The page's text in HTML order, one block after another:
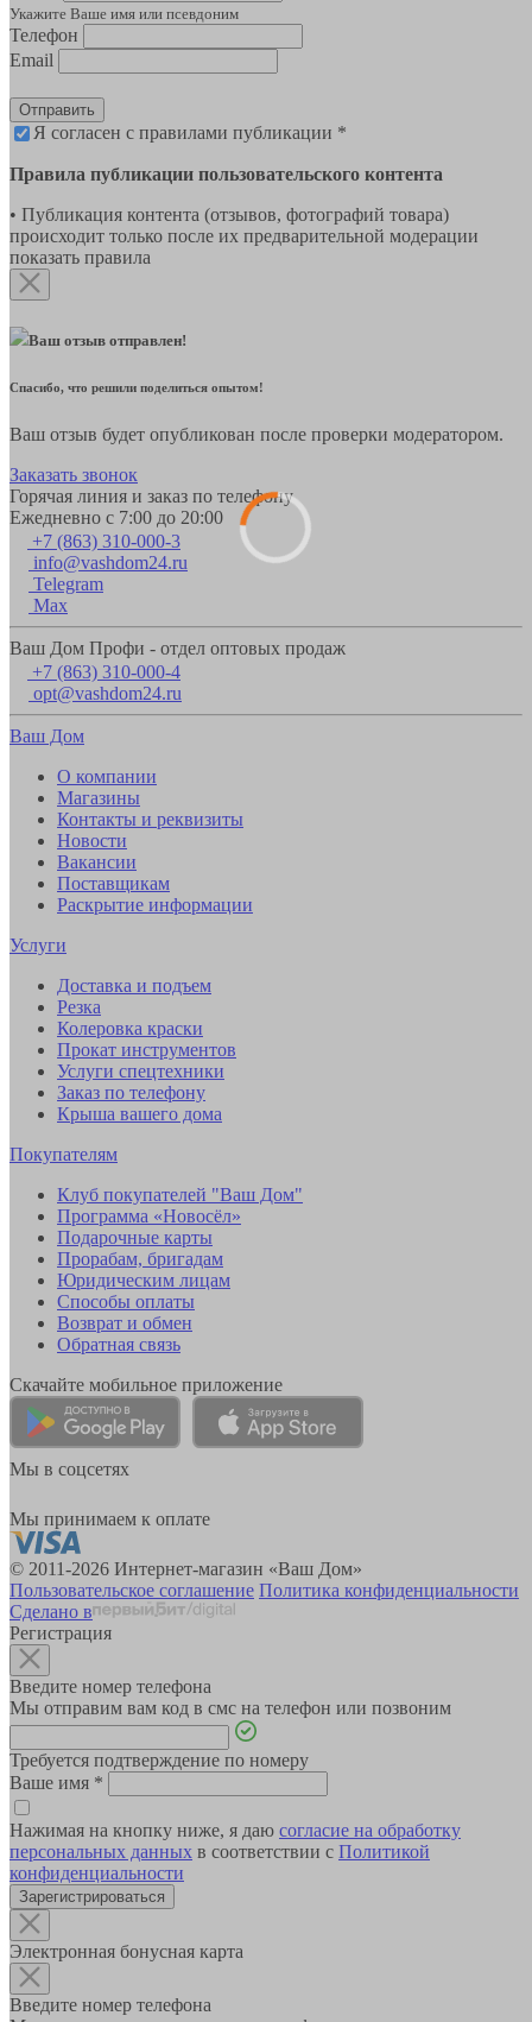
Укажите Ваше имя или псевдоним
Телефон
Email
Отправить
Я согласен с правилами публикации *
Правила публикации пользовательского контента
• Публикация контента (отзывов, фотографий товара)
происходит только после их предварительной модерации
показать правила
Ваш отзыв отправлен!
Спасибо, что решили поделиться опытом!
Ваш отзыв будет опубликован после проверки модератором.
Заказать звонок
Горячая линия и заказ по телефону
Ежедневно с 7:00 до 20:00
+7 (863) 310-000-3
info@vashdom24.ru
Telegram
Max
Ваш Дом Профи - отдел оптовых продаж
+7 (863) 310-000-4
opt@vashdom24.ru
Ваш Дом
О компании
Магазины
Контакты и реквизиты
Новости
Вакансии
Поставщикам
Раскрытие информации
Услуги
Доставка и подъем
Резка
Колеровка краски
Прокат инструментов
Услуги спецтехники
Заказ по телефону
Крыша вашего дома
Покупателям
Клуб покупателей "Ваш Дом"
Программа «Новосёл»
Подарочные карты
Прорабам, бригадам
Юридическим лицам
Способы оплаты
Возврат и обмен
Обратная связь
Скачайте мобильное приложение
Мы в соцсетях
Мы принимаем к оплате
© 2011-2026 Интернет-магазин «Ваш Дом»
Пользовательское соглашение Политика конфиденциальности
Сделано в
Регистрация
Введите номер телефона
Мы отправим вам код в смс на телефон или позвоним
Требуется подтверждение по номеру
Ваше имя *
Нажимая на кнопку ниже, я даю согласие на обработку
персональных данных в соответствии с Политикой
конфиденциальности
Зарегистрироваться
Электронная бонусная карта
Введите номер телефона